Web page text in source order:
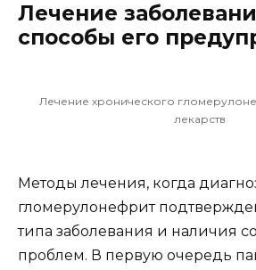
Лечение
способы его
Лечение хронического
лекарств
Методы лечения, когда
гломерулонефрит
типа заболевания и наличия
проблем. В первую очередь